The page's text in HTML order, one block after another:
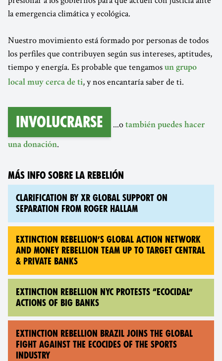
la emergencia climática y ecológica.
Nuestro movimiento está formado por personas de todos
los perfiles que contribuyen según sus intereses, aptitudes,
tiempo y energía. Es probable que tengamos un grupo
local muy cerca de ti, y nos encantaría saber de ti.
Involucrarse ...o también puedes hacer
una donación.
MÁS INFO SOBRE LA REBELIÓN
CLARIFICATION BY XR GLOBAL SUPPORT ON
SEPARATION FROM ROGER HALLAM
EXTINCTION REBELLION’S GLOBAL ACTION NETWORK
AND MONEY REBELLION TEAM UP TO TARGET CENTRAL
& PRIVATE BANKS
EXTINCTION REBELLION NYC PROTESTS “ECOCIDAL”
ACTIONS OF BIG BANKS
EXTINCTION REBELLION BRAZIL JOINS THE GLOBAL
FIGHT AGAINST THE ECOCIDES OF THE SPORTS
INDUSTRY